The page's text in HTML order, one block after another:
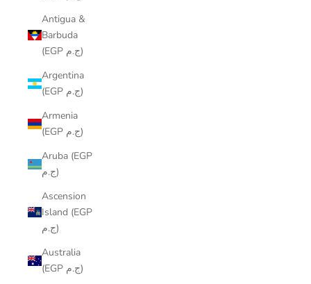
Antigua &
Barbuda
(EGP ج.م)
Argentina
(EGP ج.م)
Armenia
(EGP ج.م)
Aruba (EGP
ج.م)
Ascension
Island (EGP
ج.م)
Australia
(EGP ج.م)